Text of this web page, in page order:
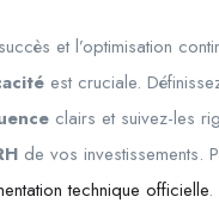
et l’optimisation
est cruciale.
clairs et suivez-les
de vos investissements.
technique officielle.